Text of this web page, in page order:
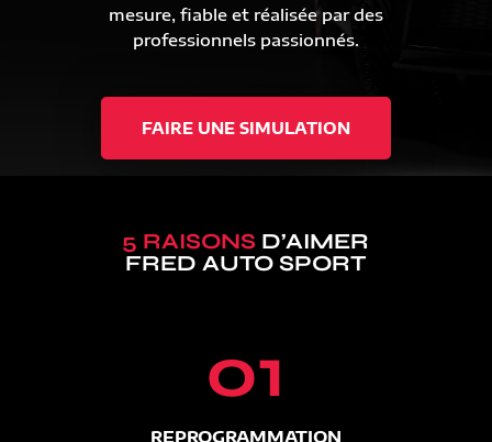
mesure, fiable et réalisée par des
professionnels passionnés.
FAIRE UNE SIMULATION
5 RAISONS D’AIMER
FRED AUTO SPORT
01
REPROGRAMMATION